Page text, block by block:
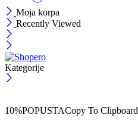
Moja korpa
Recently Viewed
Kategorije
10%POPUSTACopy To Clipboard